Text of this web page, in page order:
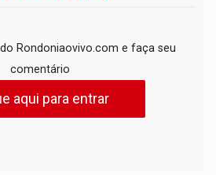
Rondoniaovivo.com e faça seu
comentário
aqui para entrar